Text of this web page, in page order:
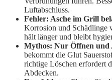
Luftabschluss.
Fehler: Asche im Grill
Korrosion und Schädlinge
hält länger und bleibt
Mythos: Nur Öffnen und
bekommt die Glut
richtige Löschen erfordert
Abdecken.